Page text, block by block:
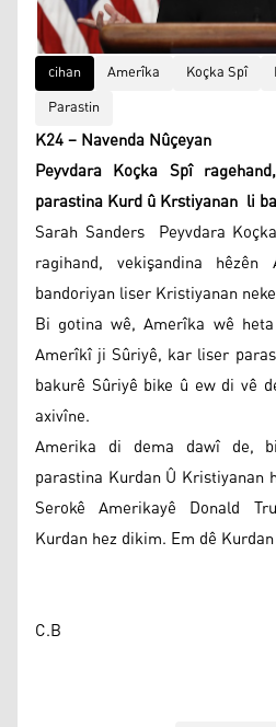
cihan Amerîka Koçka Spî
Parastin
K24 – Navenda Nûçeyan
Peyvdara Koçka Spî
parastina Kurd û Krstiyanan li
Sarah Sanders Peyvdara
ragihand, vekişandina
bandoriyan liser Kristiyanan
Bi gotina wê, Amerîka wê
Amerîkî ji Sûriyê, kar liser
bakurê Sûriyê bike û ew di vê
axivîne.
Amerika di dema dawî de,
parastina Kurdan Û Kristiyanan
Serokê Amerikayê Donald
Kurdan hez dikim. Em dê
C.B